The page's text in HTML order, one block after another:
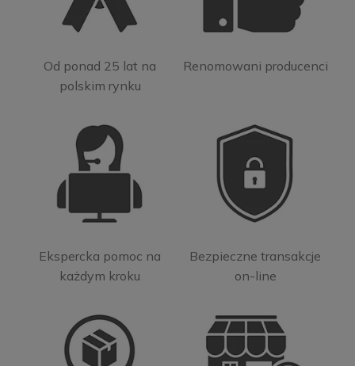
Od ponad 25 lat na
polskim rynku
Renomowani producenci
Ekspercka pomoc na
każdym kroku
Bezpieczne transakcje
on-line